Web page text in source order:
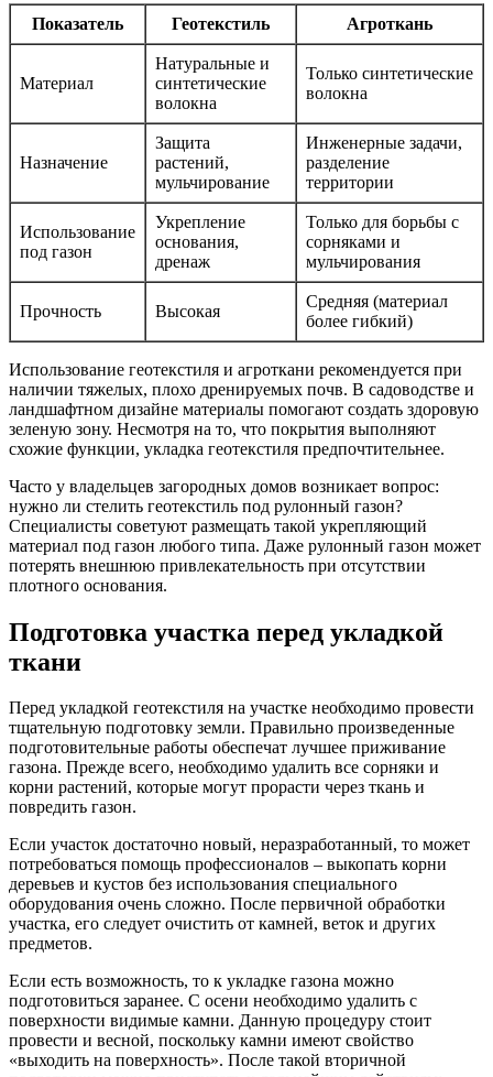
Показатель Геотекстиль Агроткань
Материал
Натуральные и
синтетические
волокна
Только синтетические
волокна
Назначение
Защита
растений,
мульчирование
Инженерные задачи,
разделение
территории
Использование
под газон
Укрепление
основания,
дренаж
Только для борьбы с
сорняками и
мульчирования
Прочность Высокая
Средняя (материал
более гибкий)
Использование геотекстиля и агроткани рекомендуется при
наличии тяжелых, плохо дренируемых почв. В садоводстве и
ландшафтном дизайне материалы помогают создать здоровую
зеленую зону. Несмотря на то, что покрытия выполняют
схожие функции, укладка геотекстиля предпочтительнее.
Часто у владельцев загородных домов возникает вопрос:
нужно ли стелить геотекстиль под рулонный газон?
Специалисты советуют размещать такой укрепляющий
материал под газон любого типа. Даже рулонный газон может
потерять внешнюю привлекательность при отсутствии
плотного основания.
Подготовка участка перед укладкой
ткани
Перед укладкой геотекстиля на участке необходимо провести
тщательную подготовку земли. Правильно произведенные
подготовительные работы обеспечат лучшее приживание
газона. Прежде всего, необходимо удалить все сорняки и
корни растений, которые могут прорасти через ткань и
повредить газон.
Если участок достаточно новый, неразработанный, то может
потребоваться помощь профессионалов – выкопать корни
деревьев и кустов без использования специального
оборудования очень сложно. После первичной обработки
участка, его следует очистить от камней, веток и других
предметов.
Если есть возможность, то к укладке газона можно
подготовиться заранее. С осени необходимо удалить с
поверхности видимые камни. Данную процедуру стоит
провести и весной, поскольку камни имеют свойство
«выходить на поверхность». После такой вторичной